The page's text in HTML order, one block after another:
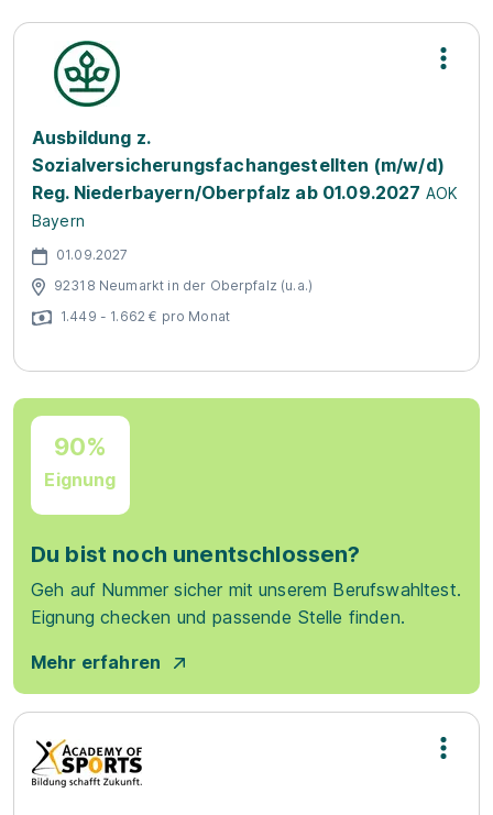
Ausbildung z.
Sozialversicherungsfachangestellten (m/w/d)
Reg. Niederbayern/Oberpfalz ab 01.09.2027 AOK
Bayern
01.09.2027
92318 Neumarkt in der Oberpfalz (u.a.)
1.449 - 1.662 € pro Monat
90%
Eignung
Du bist noch unentschlossen?
Geh auf Nummer sicher mit unserem Berufswahltest.
Eignung checken und passende Stelle finden.
Mehr erfahren